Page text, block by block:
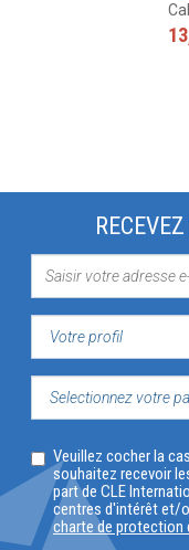
VOTRE
PROFIL
VOTRE
PAYS
Veuillez cocher la
souhaitez recevoir
part de CLE
centres d'intérêt et/
charte de protection